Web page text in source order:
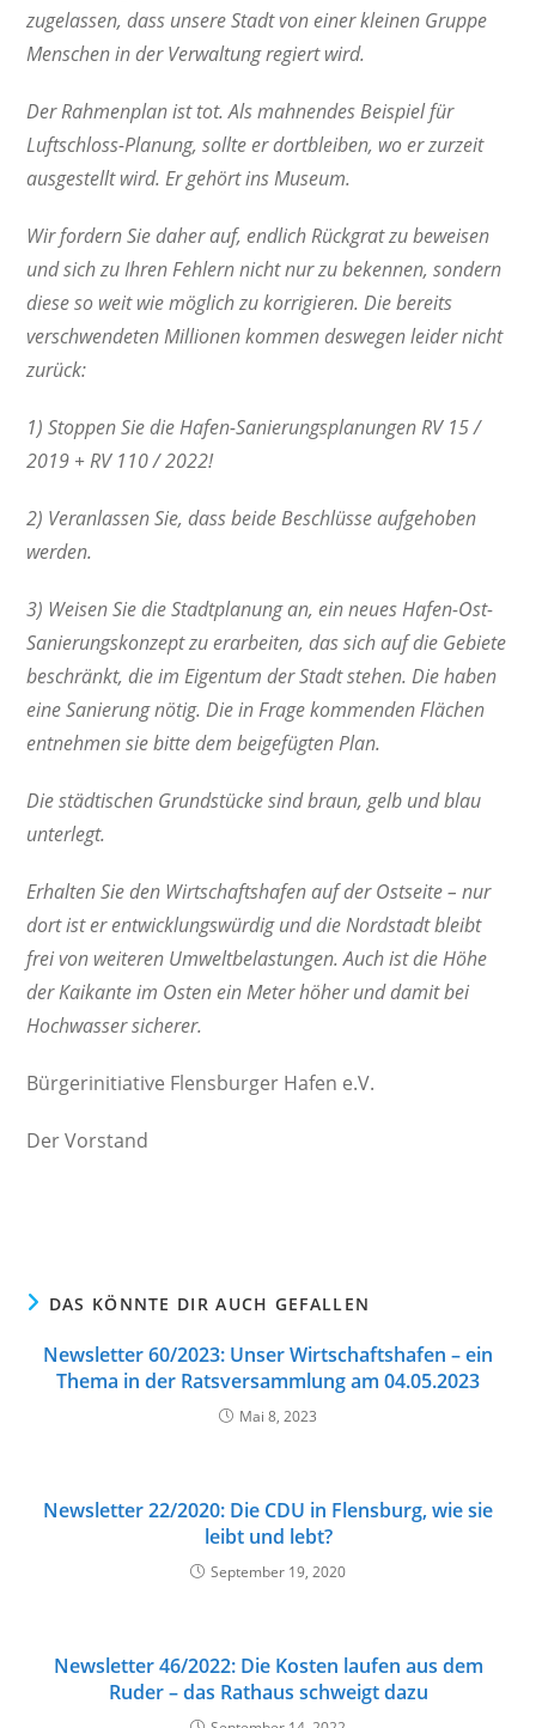
zugelassen, dass unsere Stadt von einer kleinen Gruppe
Menschen in der Verwaltung regiert wird.
Der Rahmenplan ist tot. Als mahnendes Beispiel für
Luftschloss-Planung, sollte er dortbleiben, wo er zurzeit
ausgestellt wird. Er gehört ins Museum.
Wir fordern Sie daher auf, endlich Rückgrat zu beweisen
und sich zu Ihren Fehlern nicht nur zu bekennen, sondern
diese so weit wie möglich zu korrigieren. Die bereits
verschwendeten Millionen kommen deswegen leider nicht
zurück:
1) Stoppen Sie die Hafen-Sanierungsplanungen RV 15 /
2019 + RV 110 / 2022!
2) Veranlassen Sie, dass beide Beschlüsse aufgehoben
werden.
3) Weisen Sie die Stadtplanung an, ein neues Hafen-Ost-
Sanierungskonzept zu erarbeiten, das sich auf die Gebiete
beschränkt, die im Eigentum der Stadt stehen. Die haben
eine Sanierung nötig. Die in Frage kommenden Flächen
entnehmen sie bitte dem beigefügten Plan.
Die städtischen Grundstücke sind braun, gelb und blau
unterlegt.
Erhalten Sie den Wirtschaftshafen auf der Ostseite – nur
dort ist er entwicklungswürdig und die Nordstadt bleibt
frei von weiteren Umweltbelastungen. Auch ist die Höhe
der Kaikante im Osten ein Meter höher und damit bei
Hochwasser sicherer.
Bürgerinitiative Flensburger Hafen e.V.
Der Vorstand
DAS KÖNNTE DIR AUCH GEFALLEN
Newsletter 60/2023: Unser Wirtschaftshafen – ein
Thema in der Ratsversammlung am 04.05.2023
Mai 8, 2023
Newsletter 22/2020: Die CDU in Flensburg, wie sie
leibt und lebt?
September 19, 2020
Newsletter 46/2022: Die Kosten laufen aus dem
Ruder – das Rathaus schweigt dazu